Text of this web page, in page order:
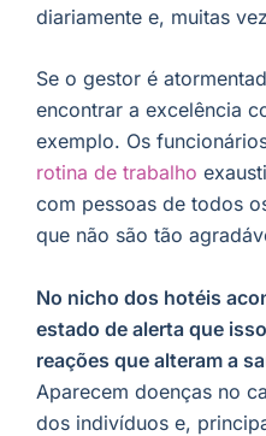
diariamente e, muitas
Se o gestor é
encontrar a excelência
exemplo. Os
rotina de trabalho
com pessoas de todos
que não são tão
No nicho dos hotéis
estado de alerta que
reações que alteram a
Aparecem doenças no
dos indivíduos e,